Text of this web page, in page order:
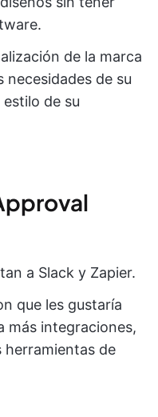
de la marca
necesidades de su
de su
a Slack y Zapier.
que les gustaría
más integraciones,
herramientas de